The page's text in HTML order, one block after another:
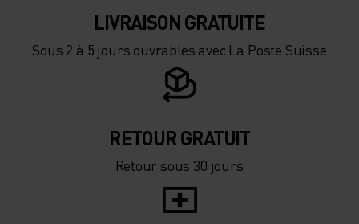
LIVRAISON GRATUITE
Sous 2 à 5 jours ouvrables avec La Poste Suisse
RETOUR GRATUIT
Retour sous 30 jours